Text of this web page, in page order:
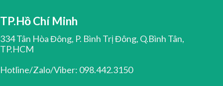
TP.Hồ Chí Minh
334 Tân Hòa Đông, P. Bình Trị Đông, Q.Bình Tân,
TP.HCM
Hotline/Zalo/Viber: 098.442.3150